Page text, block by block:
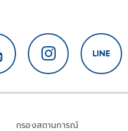
กรองสถานการณ์